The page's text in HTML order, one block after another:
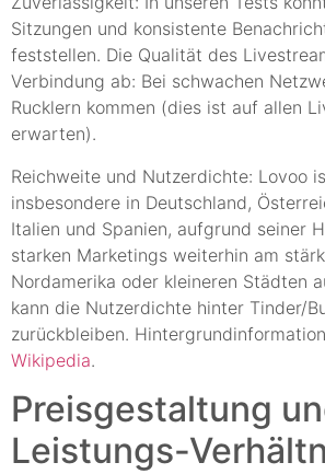
Sitzungen und konsistente
feststellen. Die Qualität des
Verbindung ab: Bei schwachen
Rucklern kommen (dies ist auf allen
erwarten).
Reichweite und Nutzerdichte: Lovoo
insbesondere in Deutschland,
Italien und Spanien, aufgrund seiner
starken Marketings weiterhin am
Nordamerika oder kleineren Städten
kann die Nutzerdichte hinter Tinder/
zurückbleiben.
Wikipedia.
Preisgestaltung
Leistungs-